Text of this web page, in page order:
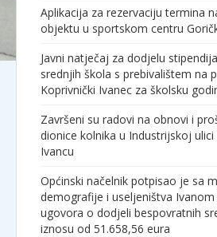
Aplikacija za rezervaciju termina
objektu u sportskom centru
Javni natječaj za dodjelu
srednjih škola s prebivalištem na
Koprivnički Ivanec za školsku
Završeni su radovi na obnovi i
dionice kolnika u Industrijskoj
Ivancu
Općinski načelnik potpisao je sa
demografije i useljeništva Ivanom
ugovora o dodjeli bespovratnih
iznosu od 51.658,56 eura